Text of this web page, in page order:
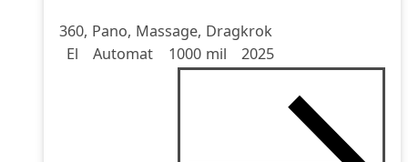
360, Pano, Massage, Dragkrok
Drivmedel
El
Drivmedel
Automat
Miltal 1000 mil
årsmodell 2025